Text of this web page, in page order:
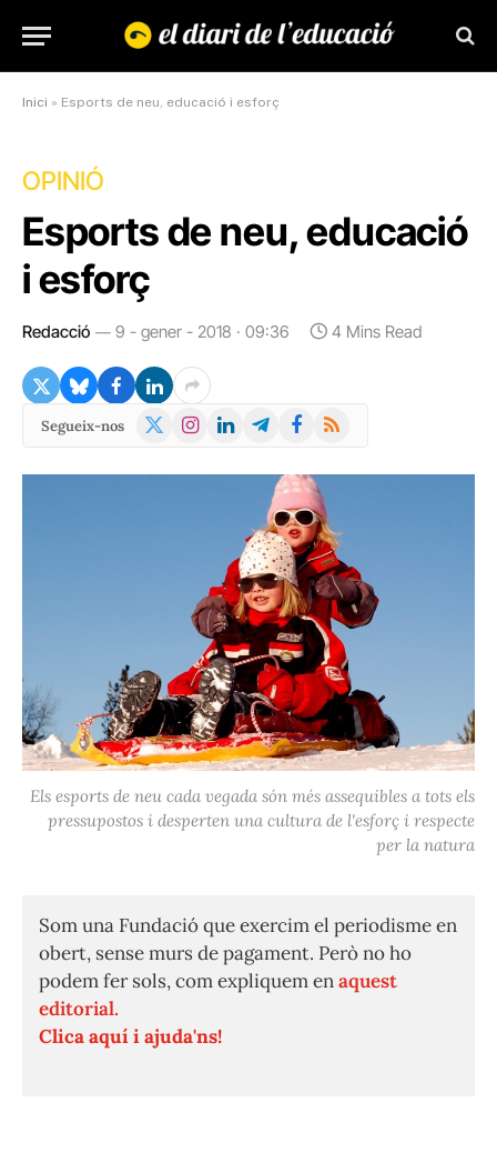
Inici » Esports de neu, educació i esforç
OPINIÓ
Esports de neu, educació
i esforç
Redacció 9 - gener - 2018 · 09:36 4 Mins Read
Segueix-nos
X
Instagram
LinkedInTelegramFacebook
RSS
Els esports de neu cada vegada són més assequibles a tots els
pressupostos i desperten una cultura de l'esforç i respecte
per la natura
Som una Fundació que exercim el periodisme en
obert, sense murs de pagament. Però no ho
podem fer sols, com expliquem enaquest
editorial.
Clica aquí i ajuda'ns!